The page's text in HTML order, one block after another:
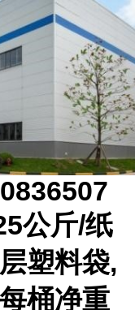
公斤/纸
塑料袋,
桶净重